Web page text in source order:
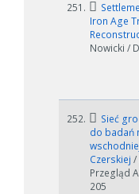
251.
Iron Age
Nowicki /
252.
Sieć
do badań
Czerskiej /
Przegląd
205